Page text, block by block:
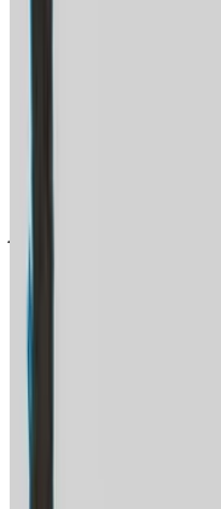
السيارة بالسعر المذكور
وسنعود إليك ببديل